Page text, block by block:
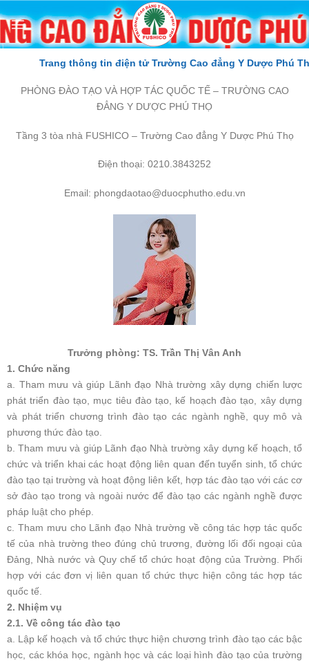
to
content
Trang thông tin điện tử Trường Cao đẳng Y Dược Phú Thọ
PHÒNG ĐÀO TẠO VÀ HỢP TÁC QUỐC TẾ – TRƯỜNG CAO
ĐẲNG Y DƯỢC PHÚ THỌ
Tầng 3 tòa nhà FUSHICO – Trường Cao đẳng Y Dược Phú Thọ
Điện thoại: 0210.3843252
Email: phongdaotao@duocphutho.edu.vn
Trưởng phòng: TS. Trần Thị Vân Anh
1. Chức năng
a. Tham mưu và giúp Lãnh đạo Nhà trường xây dựng chiến lược
phát triển đào tạo, mục tiêu đào tạo, kế hoạch đào tạo, xây dựng
và phát triển chương trình đào tạo các ngành nghề, quy mô và
phương thức đào tạo.
b. Tham mưu và giúp Lãnh đạo Nhà trường xây dựng kế hoạch, tổ
chức và triển khai các hoạt động liên quan đến tuyển sinh, tổ chức
đào tạo tại trường và hoạt động liên kết, hợp tác đào tạo với các cơ
sở đào tạo trong và ngoài nước để đào tạo các ngành nghề được
pháp luật cho phép.
c. Tham mưu cho Lãnh đạo Nhà trường về công tác hợp tác quốc
tế của nhà trường theo đúng chủ trương, đường lối đối ngoại của
Đảng, Nhà nước và Quy chế tổ chức hoạt động của Trường. Phối
hợp với các đơn vị liên quan tổ chức thực hiện công tác hợp tác
quốc tế.
2. Nhiệm vụ
2.1. Về công tác đào tạo
a. Lập kế hoạch và tổ chức thực hiện chương trình đào tạo các bậc
học, các khóa học, ngành học và các loại hình đào tạo của trường